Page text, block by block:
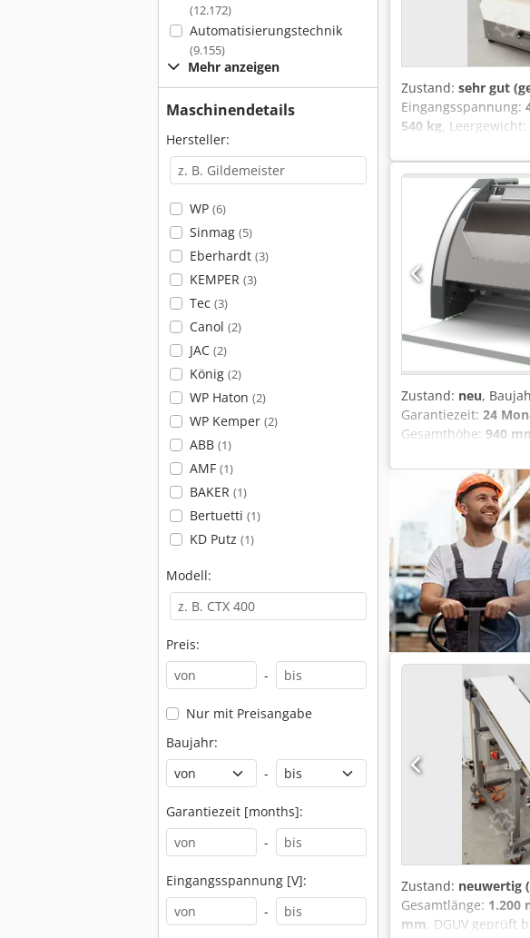
(12.172)
Automatisierungstechnik
(9.155)
Mehr anzeigen
Maschinendetails
Hersteller:
WP (6)
Sinmag (5)
Eberhardt (3)
KEMPER (3)
Tec (3)
Canol (2)
JAC (2)
König (2)
WP Haton (2)
WP Kemper (2)
ABB (1)
AMF (1)
BAKER (1)
Bertuetti (1)
KD Putz (1)
Modell:
Preis:
-
Nur mit Preisangabe
Baujahr:
-
Garantiezeit [months]:
-
Eingangsspannung [V]:
-
Zustand: sehr gut
Eingangsspannung:
540 kg, Leergewicht:
Njwa manuelle
1500g / 450-2500 g
mm, BxTxH
Zustand: neu,
Garantiezeit: 24
Gesamthöhe: 940
Baguette NEU +++
max. Ausrollbreite:
16A-CEE Stecker
Dwjdpjhwzkcefx An
Zufuhrführungen
großen
Zustand: neuwertig
Gesamtlänge: 1.200
mm, DGUV geprüft